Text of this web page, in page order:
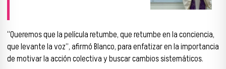
“Queremos que la película retumbe, que retumbe en la conciencia,
que levante la voz”, afirmó Blanco, para enfatizar en la importancia
de motivar la acción colectiva y buscar cambios sistemáticos.